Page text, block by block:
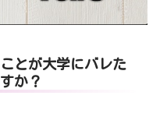
とが大学にバレた
か？